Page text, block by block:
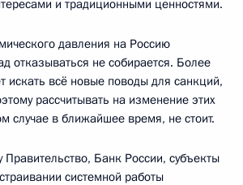
и традиционными ценностями.
давления на Россию
отказываться не собирается. Более
искать всё новые поводы для санкций,
рассчитывать на изменение этих
случае в ближайшее время, не стоит.
Правительство, Банк России, субъекты
системной работы